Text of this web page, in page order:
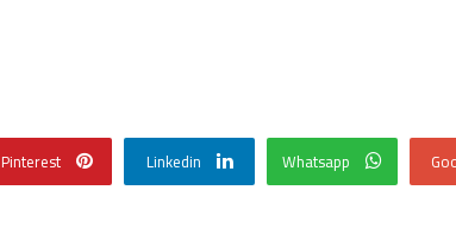
Whatsapp
Linkedin
Pinterest